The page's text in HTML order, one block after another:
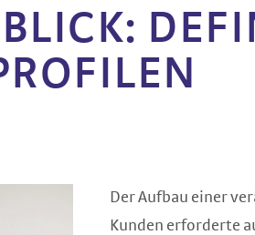
Der Aufbau einer
Kunden erforderte